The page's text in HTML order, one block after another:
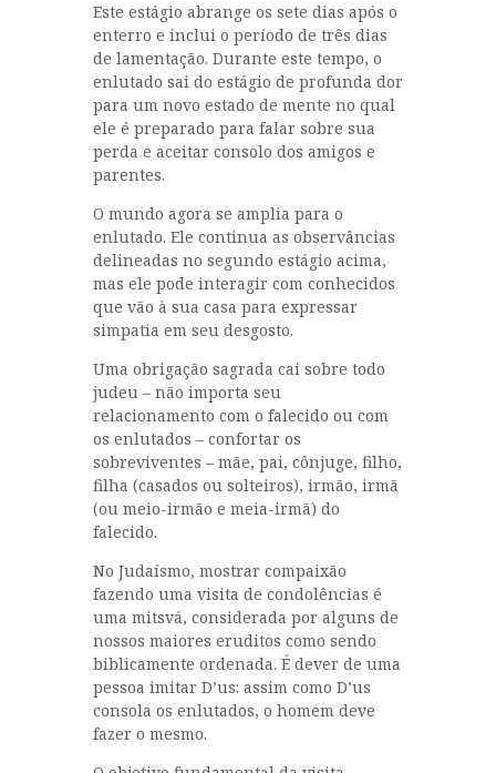
Este estágio abrange os sete dias após o
enterro e inclui o período de três dias
de lamentação. Durante este tempo, o
enlutado sai do estágio de profunda dor
para um novo estado de mente no qual
ele é preparado para falar sobre sua
perda e aceitar consolo dos amigos e
parentes.
O mundo agora se amplia para o
enlutado. Ele continua as observâncias
delineadas no segundo estágio acima,
mas ele pode interagir com conhecidos
que vão à sua casa para expressar
simpatia em seu desgosto.
Uma obrigação sagrada cai sobre todo
judeu – não importa seu
relacionamento com o falecido ou com
os enlutados – confortar os
sobreviventes – mãe, pai, cônjuge, filho,
filha (casados ou solteiros), irmão, irmã
(ou meio-irmão e meia-irmã) do
falecido.
No Judaísmo, mostrar compaixão
fazendo uma visita de condolências é
uma mitsvá, considerada por alguns de
nossos maiores eruditos como sendo
biblicamente ordenada. É dever de uma
pessoa imitar D’us: assim como D’us
consola os enlutados, o homem deve
fazer o mesmo.